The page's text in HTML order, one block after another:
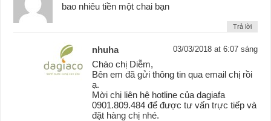
bao nhiêu tiền một chai bạn
Trả lời
nhuha 03/03/2018 at 6:07 sáng
Chào chị Diễm,
Bên em đã gửi thông tin qua email chị rồi
ạ.
Mời chị liên hệ hotline của dagiafa
0901.809.484 để được tư vấn trực tiếp và
đặt hàng chị nhé.